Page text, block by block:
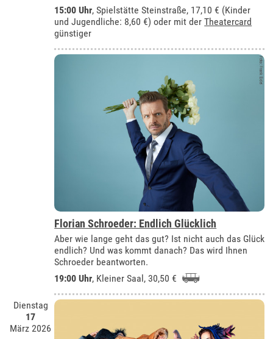
15:00 Uhr, Spielstätte Steinstraße, 17,10 € (Kinder
und Jugendliche: 8,60 €) oder mit derTheatercard
günstiger
Florian Schroeder: Endlich Glücklich
Aber wie lange geht das gut? Ist nicht auch das Glück
endlich? Und was kommt danach? Das wird Ihnen
Schroeder beantworten.
19:00 Uhr, Kleiner Saal , 30,50 €
Dienstag
17
März 2026